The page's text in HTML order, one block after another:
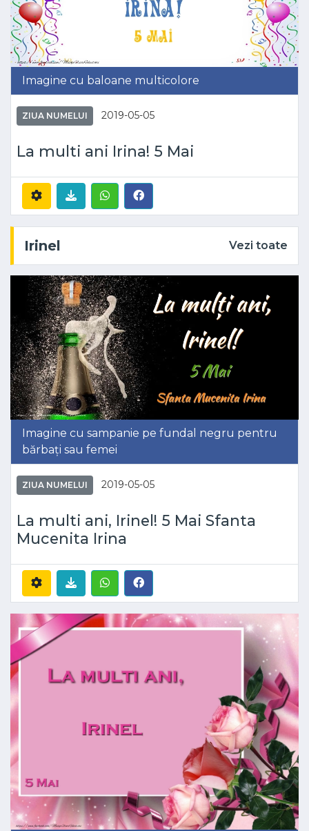
Imagine cu baloane multicolore
ZIUA NUMELUI 2019-05-05
La multi ani Irina! 5 Mai
Irinel Vezi toate
Imagine cu sampanie pe fundal negru pentru
bărbați sau femei
ZIUA NUMELUI 2019-05-05
La multi ani, Irinel! 5 Mai Sfanta
Mucenita Irina